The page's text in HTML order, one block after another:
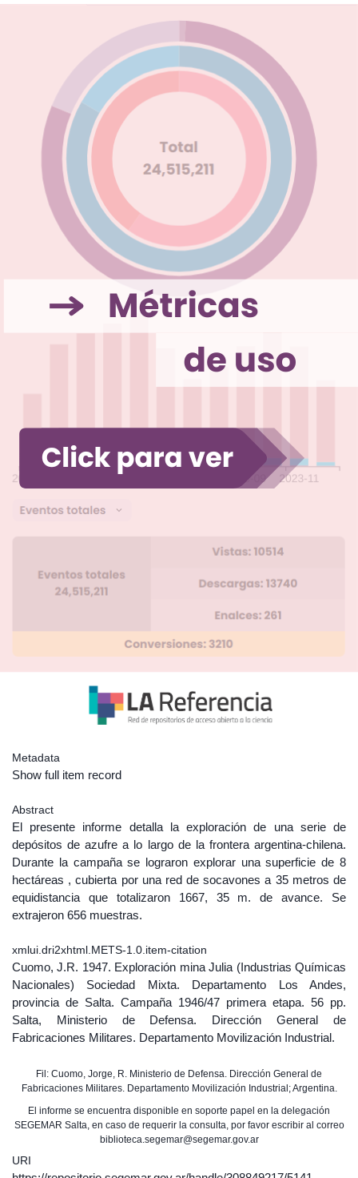
Metadata
Show full item record
Abstract
El presente informe detalla la exploración de una serie de
depósitos de azufre a lo largo de la frontera argentina-chilena.
Durante la campaña se lograron explorar una superficie de 8
hectáreas , cubierta por una red de socavones a 35 metros de
equidistancia que totalizaron 1667, 35 m. de avance. Se
extrajeron 656 muestras.
xmlui.dri2xhtml.METS-1.0.item-citation
Cuomo, J.R. 1947. Exploración mina Julia (Industrias Químicas
Nacionales) Sociedad Mixta. Departamento Los Andes,
provincia de Salta. Campaña 1946/47 primera etapa. 56 pp.
Salta, Ministerio de Defensa. Dirección General de
Fabricaciones Militares. Departamento Movilización Industrial.
Fil: Cuomo, Jorge, R. Ministerio de Defensa. Dirección General de
Fabricaciones Militares. Departamento Movilización Industrial; Argentina.
El informe se encuentra disponible en soporte papel en la delegación
SEGEMAR Salta, en caso de requerir la consulta, por favor escribir al correo
biblioteca.segemar@segemar.gov.ar
URI